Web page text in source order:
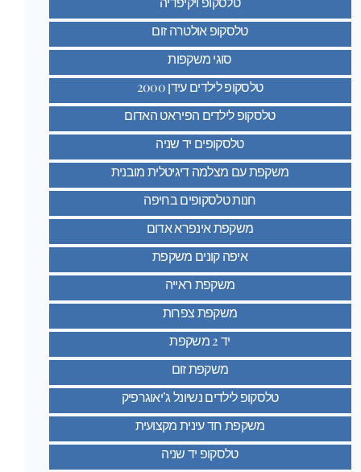
טלסקופ אולטרה זום
סוגי משקפות
טלסקופ לילדים עידן 2000
טלסקופ לילדים הפיראט האדום
טלסקופים יד שניה
משקפת עם מצלמה דיגיטלית מובנית
חנות טלסקופים בחיפה
משקפת אינפרא אדום
איפה קונים משקפת
משקפת ראייה
משקפת צפרות
יד 2 משקפת
משקפת זום
טלסקופ לילדים נשיונל ג’יאוגרפיק
משקפת חד עינית מקצועית
טלסקופ יד שניה